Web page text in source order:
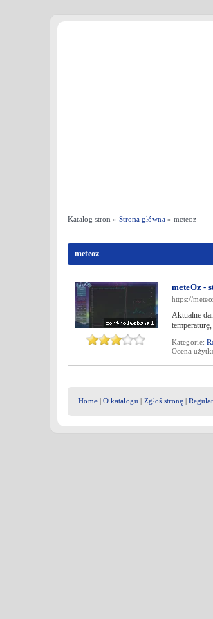
Katalog stron » Strona główna » meteoz
meteoz
meteOz -
https://
Aktualne
Kategorie:
Ocena
Home | O katalogu | Zgłoś stronę |